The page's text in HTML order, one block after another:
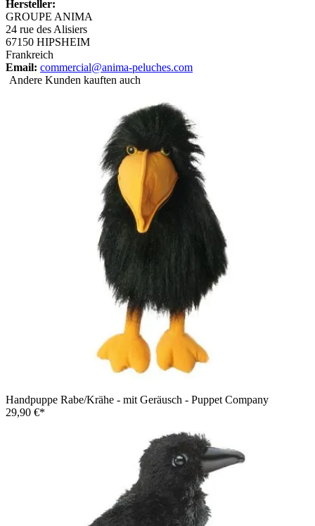
Hersteller:
GROUPE ANIMA
24 rue des Alisiers
67150 HIPSHEIM
Frankreich
Email: commercial@anima-peluches.com
Andere Kunden kauften auch
Handpuppe Rabe/Krähe - mit Geräusch - Puppet Company
29,90 €*